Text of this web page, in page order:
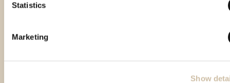
Statistics
Marketing
Show
2022 – Gold